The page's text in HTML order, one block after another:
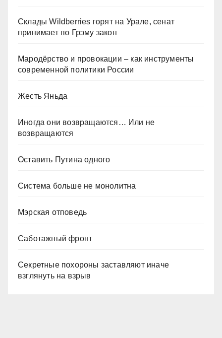
Склады Wildberries горят на Урале, сенат
принимает по Грэму закон
Мародёрство и провокации – как инструменты
современной политики России
Жесть Яньда
Иногда они возвращаются… Или не
возвращаются
Оставить Путина одного
Система больше не монолитна
Мэрская отповедь
Саботажный фронт
Секретные похороны заставляют иначе
взглянуть на взрыв